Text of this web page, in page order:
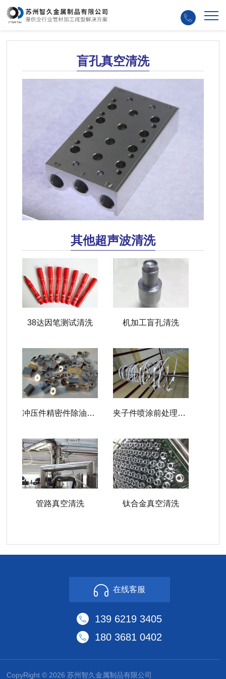
盲孔真空清洗
其他超声波清洗
38达因笔测试清洗 机加工盲孔清洗
冲压件精密件除油脱脂 夹子件喷涂前处理除油
管路真空清洗 钛合金真空清洗
在线客服
139 6219 3405
180 3681 0402
CopyRight © 2026 苏州智久金属制品有限公司